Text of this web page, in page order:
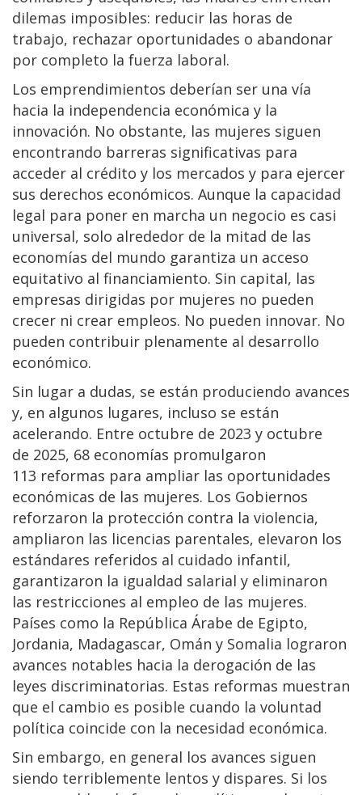
dilemas imposibles: reducir las horas de
trabajo, rechazar oportunidades o abandonar
por completo la fuerza laboral.
Los emprendimientos deberían ser una vía
hacia la independencia económica y la
innovación. No obstante, las mujeres siguen
encontrando barreras significativas para
acceder al crédito y los mercados y para ejercer
sus derechos económicos. Aunque la capacidad
legal para poner en marcha un negocio es casi
universal, solo alrededor de la mitad de las
economías del mundo garantiza un acceso
equitativo al financiamiento. Sin capital, las
empresas dirigidas por mujeres no pueden
crecer ni crear empleos. No pueden innovar. No
pueden contribuir plenamente al desarrollo
económico.
Sin lugar a dudas, se están produciendo avances
y, en algunos lugares, incluso se están
acelerando. Entre octubre de 2023 y octubre
de 2025, 68 economías promulgaron
113 reformas para ampliar las oportunidades
económicas de las mujeres. Los Gobiernos
reforzaron la protección contra la violencia,
ampliaron las licencias parentales, elevaron los
estándares referidos al cuidado infantil,
garantizaron la igualdad salarial y eliminaron
las restricciones al empleo de las mujeres.
Países como la República Árabe de Egipto,
Jordania, Madagascar, Omán y Somalia lograron
avances notables hacia la derogación de las
leyes discriminatorias. Estas reformas muestran
que el cambio es posible cuando la voluntad
política coincide con la necesidad económica.
Sin embargo, en general los avances siguen
siendo terriblemente lentos y dispares. Si los